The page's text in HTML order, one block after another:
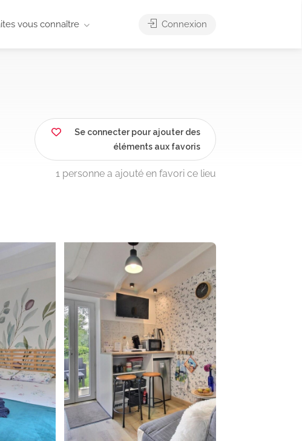
vous connaître Connexion
Se connecter pour ajouter des
éléments aux favoris
1 personne a ajouté en favori ce lieu